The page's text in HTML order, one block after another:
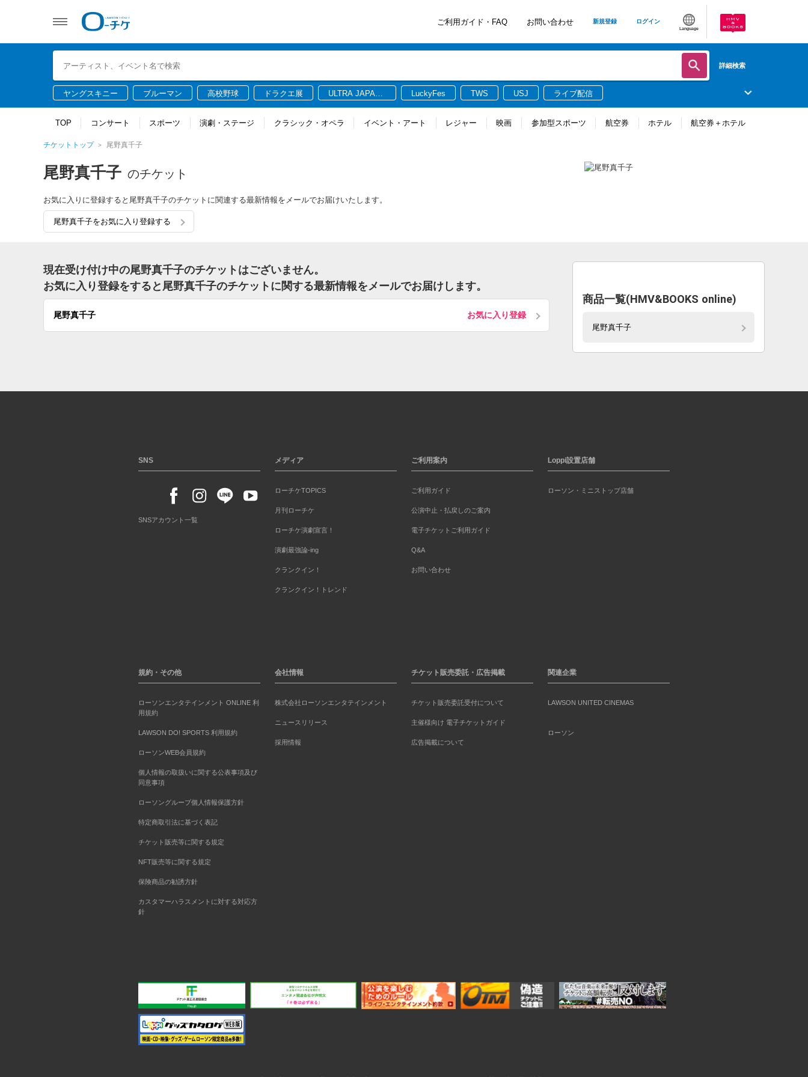
ご利用ガイド・FAQ お問い合わせ 新規登録 ログイン
Language
詳細検索
ヤングスキニー ブルーマン 高校野球 ドラクエ展
ULTRA JAPAN
LuckyFes TWS USJ ライブ配信
TOP コンサート スポーツ 演劇・ステージ クラシック・オペラ イベント・アート レジャー 映画 参加型スポーツ 航空券 ホテル 航空券＋ホテル
チケットトップ 尾野真千子
尾野真千子 のチケット
お気に入りに登録すると尾野真千子のチケットに関連する最新情報をメールでお届けいたします。
尾野真千子をお気に入り登録する
現在受け付け中の尾野真千子のチケットはございません。
お気に入り登録をすると尾野真千子のチケットに関する最新情報をメールでお届けします。
尾野真千子 お気に入り登録
商品一覧(HMV&BOOKS online)
尾野真千子
SNS
SNSアカウント一覧
メディア
ローチケTOPICS
月刊ローチケ
ローチケ演劇宣言！
演劇最強論-ing
クランクイン！
クランクイン！トレンド
ご利用案内
ご利用ガイド
公演中止・払戻しのご案内
電子チケットご利用ガイド
Q&A
お問い合わせ
Loppi設置店舗
ローソン・ミニストップ店舗
規約・その他
ローソンエンタテインメント ONLINE 利
用規約
LAWSON DO! SPORTS 利用規約
ローソンWEB会員規約
個人情報の取扱いに関する公表事項及び
同意事項
ローソングループ個人情報保護方針
特定商取引法に基づく表記
チケット販売等に関する規定
NFT販売等に関する規定
保険商品の勧誘方針
カスタマーハラスメントに対する対応方
針
会社情報
株式会社ローソンエンタテインメント
ニュースリリース
採用情報
チケット販売委託・広告掲載
チケット販売委託受付について
主催様向け 電子チケットガイド
広告掲載について
関連企業
LAWSON UNITED CINEMAS
ローソン